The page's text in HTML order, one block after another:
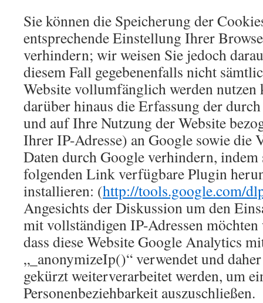
Sie können die Speicherung der
entsprechende Einstellung Ihrer
verhindern; wir weisen Sie jedoch
diesem Fall gegebenenfalls nicht
Website vollumfänglich werden nutzen
darüber hinaus die Erfassung der
und auf Ihre Nutzung der Website
Ihrer IP-Adresse) an Google sowie die
Daten durch Google verhindern, indem
folgenden Link verfügbare Plugin
installieren: (http://tools.google.com/
Angesichts der Diskussion um den
mit vollständigen IP-Adressen
dass diese Website Google Analytics
„_anonymizeIp()“ verwendet und
gekürzt weiterverarbeitet werden, um
Personenbeziehbarkeit auszuschließen.